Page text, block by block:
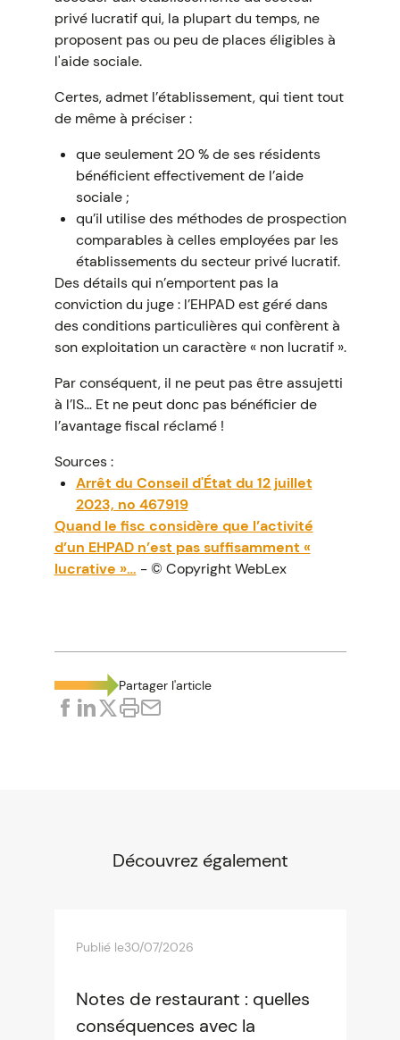
privé lucratif qui, la plupart du temps, ne
proposent pas ou peu de places éligibles à
l'aide sociale.
Certes, admet l’établissement, qui tient tout
de même à préciser :
que seulement 20 % de ses résidents
bénéficient effectivement de l’aide
sociale ;
qu’il utilise des méthodes de prospection
comparables à celles employées par les
établissements du secteur privé lucratif.
Des détails qui n’emportent pas la
conviction du juge : l’EHPAD est géré dans
des conditions particulières qui confèrent à
son exploitation un caractère « non lucratif ».
Par conséquent, il ne peut pas être assujetti
à l’IS… Et ne peut donc pas bénéficier de
l’avantage fiscal réclamé !
Sources :
Arrêt du Conseil d'État du 12 juillet
2023, no 467919
Quand le fisc considère que l’activité
d’un EHPAD n’est pas suffisamment «
lucrative »… - © Copyright WebLex
Partager l'article
Découvrez également
Publié le30/07/2026
Notes de restaurant : quelles
conséquences avec la